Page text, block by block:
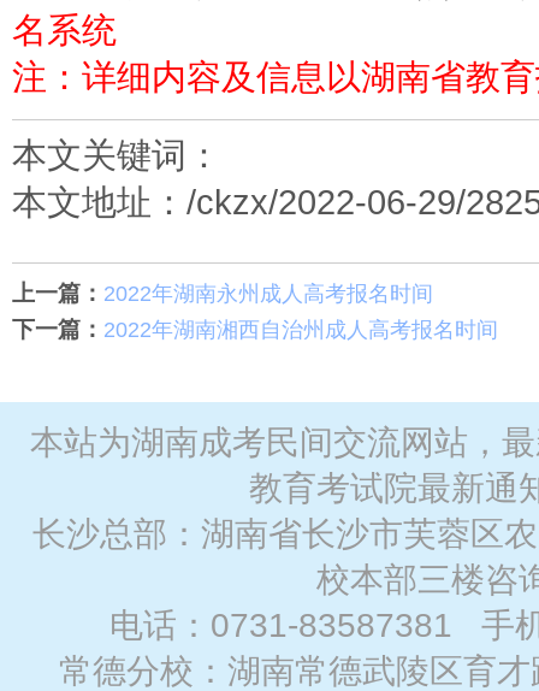
名系统
注：详细内容及信息以湖南省教
本文关键词：
本文地址：/ckzx/2022-06-29/
上一篇： 2022年湖南永州成人高考报名时间
下一篇： 2022年湖南湘西自治州成人高考报名时间
本站为湖南成考民间交流网站，
教育考试院最新通
长沙总部：湖南省长沙市芙蓉区
校本部三楼咨
电话：0731-83587381 手
常德分校：湖南常德武陵区育